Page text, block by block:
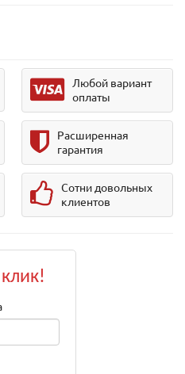
Любой вариант
оплаты
Расширенная
гарантия
Сотни довольных
клиентов